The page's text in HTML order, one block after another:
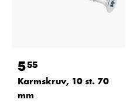
555
Karmskruv, 10 st. 70
mm